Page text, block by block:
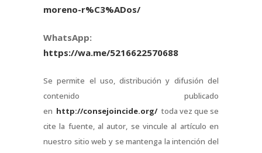
moreno-r%C3%ADos/
WhatsApp:
https://wa.me/5216622570688
Se permite el uso, distribución y difusión del
contenido publicado
en http://consejoincide.org/ toda vez que se
cite la fuente, al autor, se vincule al artículo en
nuestro sitio web y se mantenga la intención del